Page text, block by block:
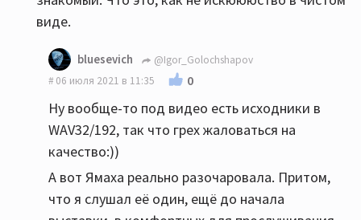
виде.
bluesevich
@Igor_Golochshapov
06 июля 2021 в 11:35
0
Ну вообще-то под видео есть исходники в
WAV32/192, так что грех жаловаться на
качество:))
А вот Ямаха реально разочаровала. Притом,
что я слушал её один, ещё до начала